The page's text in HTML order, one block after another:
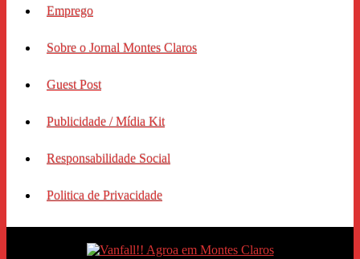
Emprego
Sobre o Jornal Montes Claros
Guest Post
Publicidade / Mídia Kit
Responsabilidade Social
Politica de Privacidade